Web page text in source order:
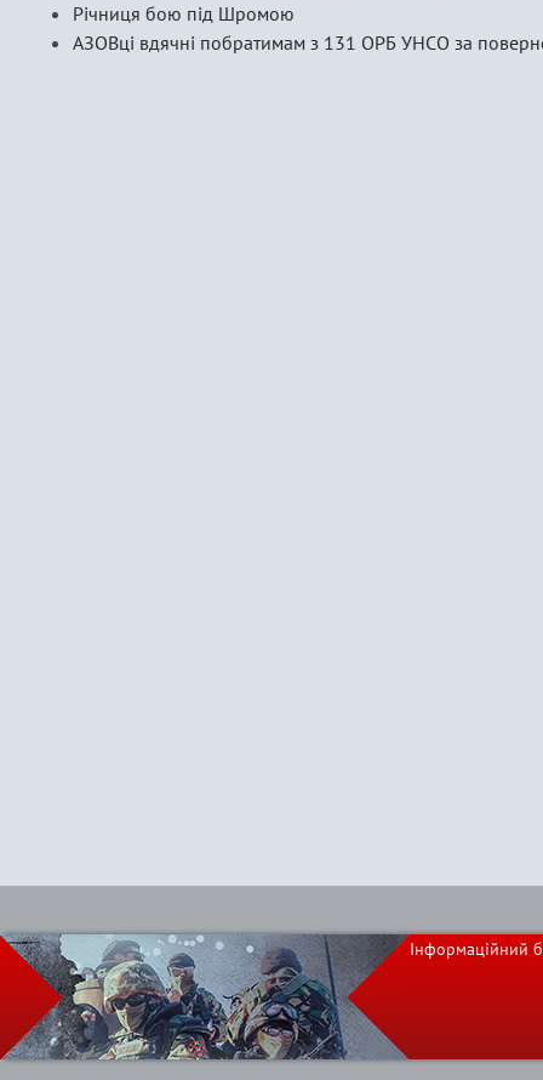
Річниця бою під Шромою
АЗОВці вдячні побратимам з 131 ОРБ УНСО за
Інформаційний